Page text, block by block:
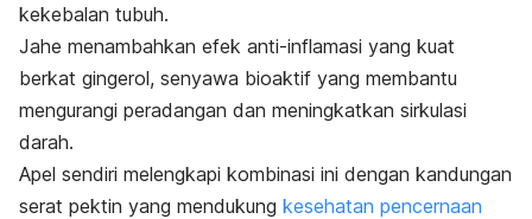
kekebalan tubuh.
Jahe menambahkan efek anti-inflamasi yang kuat
berkat gingerol, senyawa bioaktif yang membantu
mengurangi peradangan dan meningkatkan sirkulasi
darah.
Apel sendiri melengkapi kombinasi ini dengan kandungan
serat pektin yang mendukung kesehatan pencernaan